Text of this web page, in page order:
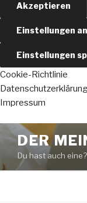
Akzeptieren
Einstellungen
Einstellungen
Cookie-Richtlinie
Impressum
Zum
Inhalt
springen
DER
Du hast auch